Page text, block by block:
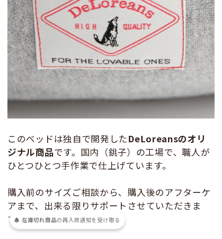
このベッドは独自で開発したDeLoreansのオリ
ジナル商品です。国内（銚子）の工場で、職人が
ひとつひとつ手作業で仕上げています。
購入前のサイズご相談から、購入後のアフターケ
アまで、出来る限りサポートさせていただきま
す。在庫切れ商品の再入荷通知を受け取る